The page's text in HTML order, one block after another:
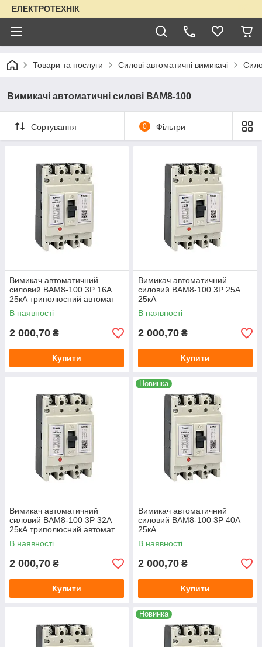
ЕЛЕКТРОТЕХНІК
Товари та послуги Силові автоматичні вимикачі
Вимикачі автоматичні силові ВАМ8-100
Сортування 0 Фільтри
Вимикач автоматичний
силовий ВАМ8-100 3P 16А
25кА триполюсний автомат
захисту
В наявності
2 000,70 ₴
Купити
Вимикач автоматичний
силовий ВАМ8-100 3Р 25А
25кА
В наявності
2 000,70 ₴
Купити
Вимикач автоматичний
силовий ВАМ8-100 3P 32А
25кА триполюсний автомат
захисту
В наявності
2 000,70 ₴
Купити
Новинка
Вимикач автоматичний
силовий ВАМ8-100 3Р 40А
25кА
В наявності
2 000,70 ₴
Купити
Новинка